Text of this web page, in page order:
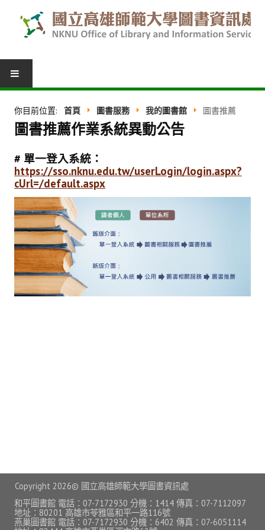
我的圖書館
借閱紀錄
圖書推薦
館際合作
表單下載
活動報名
常見問題
校園軟體
校園授權軟體
常用自由軟體/免費軟體
你目前位置: 首頁 圖書服務 我的圖書館 圖書推薦
圖書推薦作業系統異動公告
# 單一登入系統：
https://sso.nknu.edu.tw/userLogin/login.aspx?
cUrl=/default.aspx
Copyright 2026© 國立高雄師範大學圖書資訊處
和平圖書館 電話：07-7172930 分機：1414 傳真：07-7112097
地址：80201 高雄市苓雅區和平一路116號
燕巢圖書館 電話：07-7172930 分機：6402 傳真：07-6051114